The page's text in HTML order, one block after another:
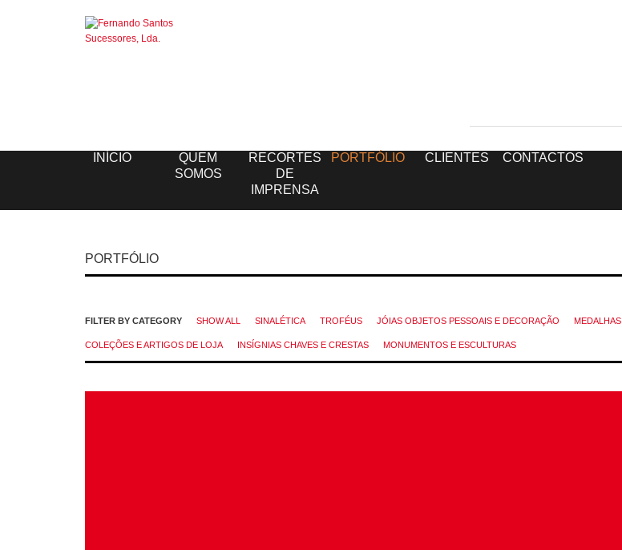
INÍCIO
QUEM
SOMOS
RECORTES
DE
IMPRENSA
PORTFÓLIO CLIENTES CONTACTOS
PORTFÓLIO
FILTER BY CATEGORY SHOW ALL SINALÉTICA TROFÉUS JÓIAS OBJETOS PESSOAIS E DECORAÇÃO MEDALHAS
COLEÇÕES E ARTIGOS DE LOJA INSÍGNIAS CHAVES E CRESTAS MONUMENTOS E ESCULTURAS